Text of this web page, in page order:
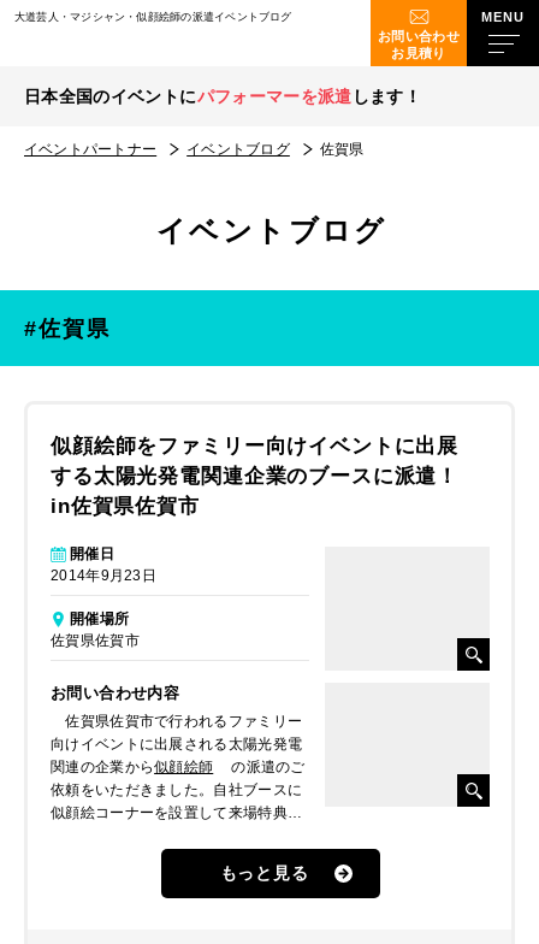
大道芸人・マジシャン・似顔絵師の派遣イベントブログ
お問い合わせ
お見積り
日本全国のイベントにパフォーマーを派遣 します！
イベントパートナー イベントブログ 佐賀県
イベントブログ
#佐賀県
似顔絵師をファミリー向けイベントに出展
する太陽光発電関連企業のブースに派遣！
in佐賀県佐賀市
開催日
2014年9月23日
開催場所
佐賀県佐賀市
お問い合わせ内容
佐賀県佐賀市で行われるファミリー
向けイベントに出展される太陽光発電
関連の企業から似顔絵師
の派遣のご
依頼をいただきました。自社ブースに
似顔絵コーナーを設置して来場特典と
もっと見る